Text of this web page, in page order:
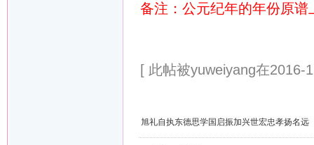
备注：公元纪年的年份原
[ 此帖被yuweiyang在2016-
旭礼自执东德思学国启振加兴世宏忠孝扬名远